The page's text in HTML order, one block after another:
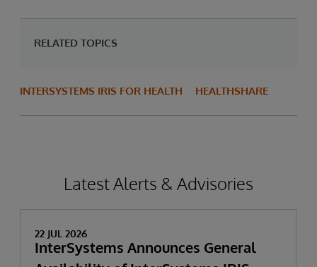
RELATED TOPICS
INTERSYSTEMS IRIS FOR HEALTH HEALTHSHARE
Latest Alerts & Advisories
22 JUL 2026
InterSystems Announces General